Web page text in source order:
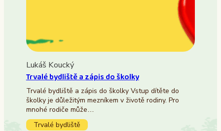
Lukáš Koucký
Trvalé bydliště a zápis do školky
Trvalé bydliště a zápis do školky Vstup dítěte do
školky je důležitým mezníkem v životě rodiny. Pro
mnohé rodiče může…
Trvalé bydliště